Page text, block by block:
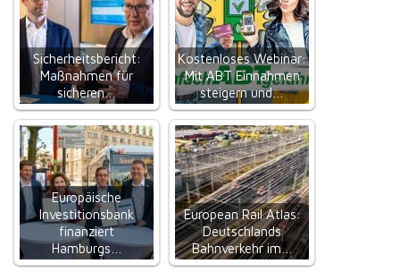
Sicherheitsbericht:
Maßnahmen für
sicheren…
Kostenloses Webinar:
Mit ABT Einnahmen
steigern und…
Europäische
Investitionsbank
finanziert
Hamburgs…
European Rail Atlas:
Deutschlands
Bahnverkehr im…